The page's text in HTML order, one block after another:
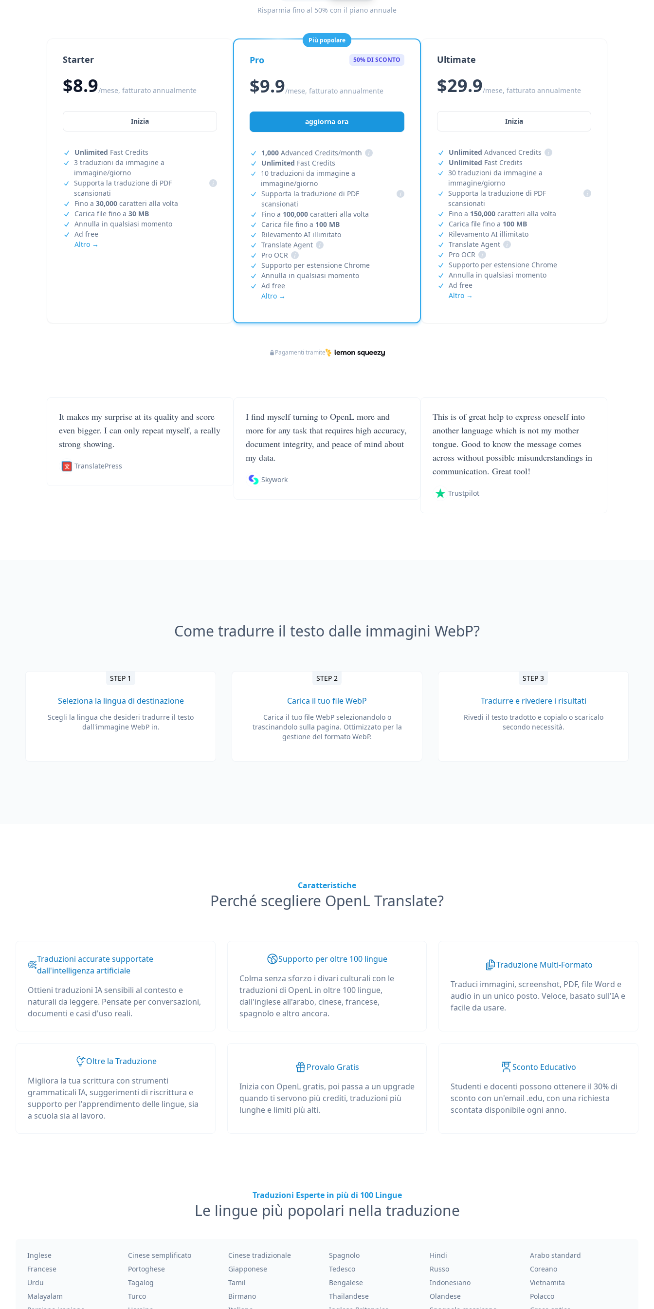
Risparmia fino al 50% con il piano annuale
Starter
$8.9/mese, fatturato annualmente
Inizia
Unlimited Fast Credits
3 traduzioni da immagine a
immagine/giorno
Supporta la traduzione di PDF
scansionati
i
Fino a 30,000 caratteri alla volta
Carica file fino a 30 MB
Annulla in qualsiasi momento
Ad free
Altro →
Più popolare
Pro 50% DI SCONTO
$9.9/mese, fatturato annualmente
aggiorna ora
1,000 Advanced Credits/month
i
Unlimited Fast Credits
10 traduzioni da immagine a
immagine/giorno
Supporta la traduzione di PDF
scansionati
i
Fino a 100,000 caratteri alla volta
Carica file fino a 100 MB
Rilevamento AI illimitato
Translate Agent
i
Pro OCR
i
Supporto per estensione Chrome
Annulla in qualsiasi momento
Ad free
Altro →
Ultimate
$29.9/mese, fatturato annualmente
Inizia
Unlimited Advanced Credits
i
Unlimited Fast Credits
30 traduzioni da immagine a
immagine/giorno
Supporta la traduzione di PDF
scansionati
i
Fino a 150,000caratteri alla volta
Carica file fino a 100 MB
Rilevamento AI illimitato
Translate Agent
i
Pro OCR
i
Supporto per estensione Chrome
Annulla in qualsiasi momento
Ad free
Altro →
Pagamenti tramite
It makes my surprise at its quality and score
even bigger. I can only repeat myself, a really
strong showing.
TranslatePress
I find myself turning to OpenL more and
more for any task that requires high accuracy,
document integrity, and peace of mind about
my data.
Skywork
This is of great help to express oneself into
another language which is not my mother
tongue. Good to know the message comes
across without possible misunderstandings in
communication. Great tool!
Trustpilot
Come tradurre il testo dalle immagini WebP?
STEP 1
Seleziona la lingua di destinazione
Scegli la lingua che desideri tradurre il testo
dall'immagine WebP in.
STEP 2
Carica il tuo file WebP
Carica il tuo file WebP selezionandolo o
trascinandolo sulla pagina. Ottimizzato per la
gestione del formato WebP.
STEP 3
Tradurre e rivedere i risultati
Rivedi il testo tradotto e copialo o scaricalo
secondo necessità.
Caratteristiche
Perché scegliere OpenL Translate?
Traduzioni accurate supportate
dall'intelligenza artificiale
Ottieni traduzioni IA sensibili al contesto e
naturali da leggere. Pensate per conversazioni,
documenti e casi d'uso reali.
Supporto per oltre 100 lingue
Colma senza sforzo i divari culturali con le
traduzioni di OpenL in oltre 100 lingue,
dall'inglese all'arabo, cinese, francese,
spagnolo e altro ancora.
Traduzione Multi-Formato
Traduci immagini, screenshot, PDF, file Word e
audio in un unico posto. Veloce, basato sull'IA e
facile da usare.
Oltre la Traduzione
Migliora la tua scrittura con strumenti
grammaticali IA, suggerimenti di riscrittura e
supporto per l'apprendimento delle lingue, sia
a scuola sia al lavoro.
Provalo Gratis
Inizia con OpenL gratis, poi passa a un upgrade
quando ti servono più crediti, traduzioni più
lunghe e limiti più alti.
Sconto Educativo
Studenti e docenti possono ottenere il 30% di
sconto con un'email .edu, con una richiesta
scontata disponibile ogni anno.
Traduzioni Esperte in più di 100 Lingue
Le lingue più popolari nella traduzione
Inglese Cinese semplificato Cinese tradizionale Spagnolo Hindi
Arabo standard
Francese
Portoghese Giapponese Tedesco Russo
Coreano
Urdu
Tagalog Tamil Bengalese Indonesiano
Vietnamita
Malayalam
Turco Birmano Thailandese Olandese
Polacco